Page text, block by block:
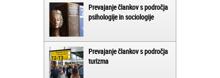
Prevajanje člankov s področja
psihologije in sociologije
Prevajanje člankov s področja
turizma